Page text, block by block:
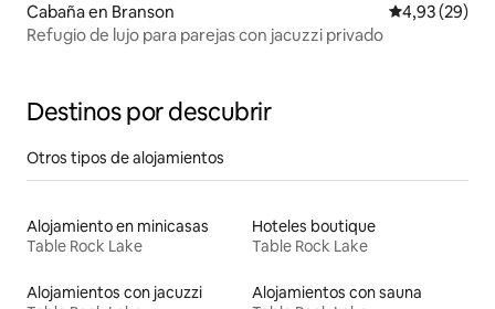
Cabaña en Branson Calificación
4,93 (29)
Refugio de lujo para parejas con jacuzzi privado
Destinos por descubrir
Otros tipos de alojamientos
Alojamiento en minicasas
Table Rock Lake
Hoteles boutique
Table Rock Lake
Alojamientos con jacuzzi
Alojamientos con sauna